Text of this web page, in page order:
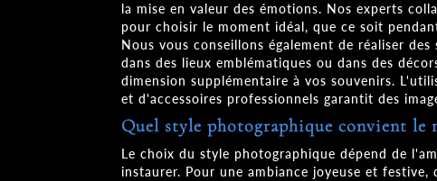
la mise en valeur des émotions. Nos experts
pour choisir le moment idéal, que ce soit
Nous vous conseillons également de réaliser
dans des lieux emblématiques ou dans des
dimension supplémentaire à vos souvenirs.
et d'accessoires professionnels garantit des
Quel style photographique convient le
Le choix du style photographique dépend de
instaurer. Pour une ambiance joyeuse et festive,